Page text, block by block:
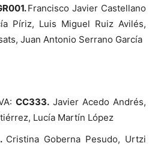
Francisco Javier Castellano
Píriz, Luis Miguel Ruiz Avilés,
Juan Antonio Serrano García
CC333. Javier Acedo Andrés,
Lucía Martín López
Cristina Goberna Pesudo, Urtzi